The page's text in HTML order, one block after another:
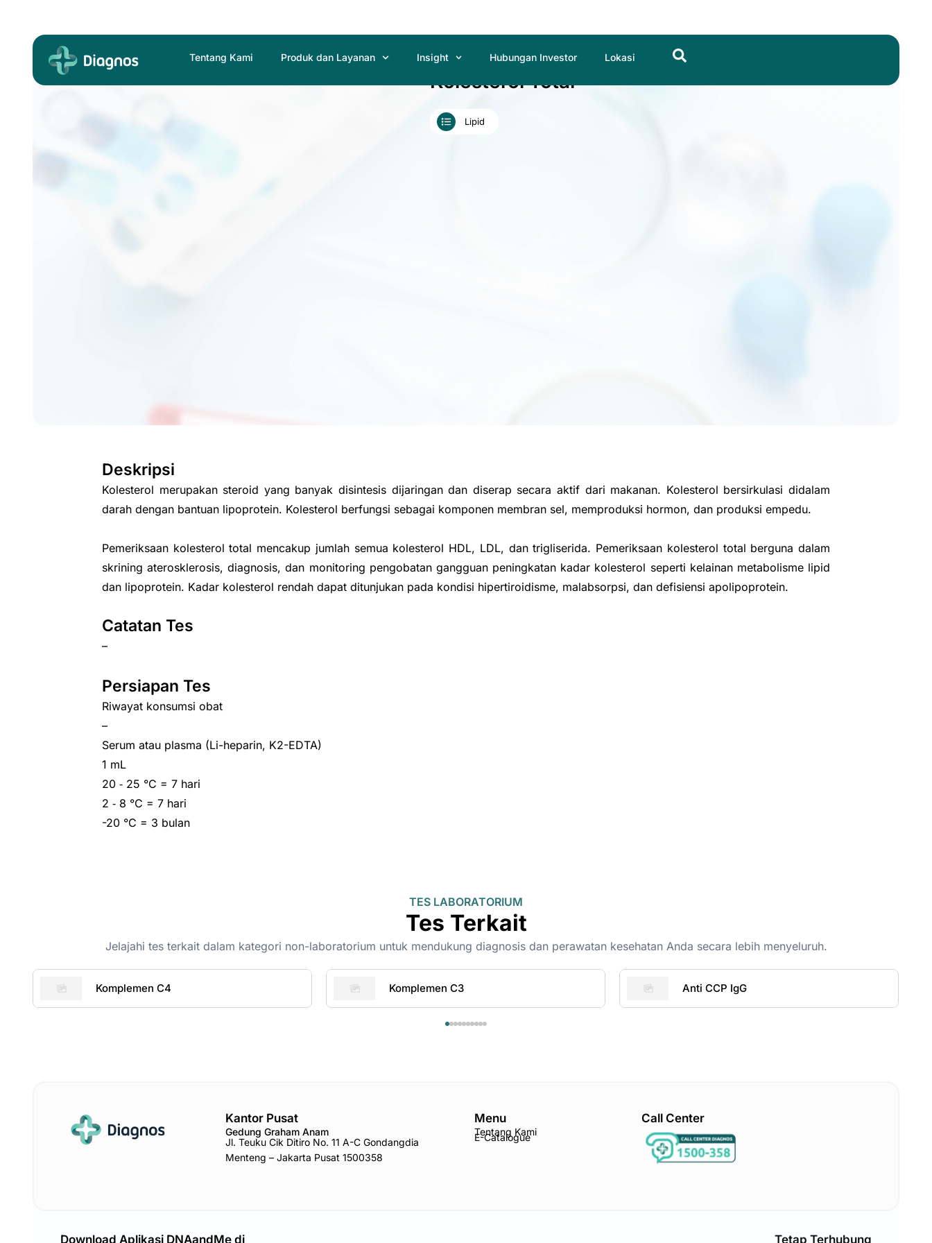
content
Tentang Kami Produk dan Layanan Insight Hubungan Investor Lokasi
Kolesterol Total
Lipid
Deskripsi
Kolesterol merupakan steroid yang banyak disintesis dijaringan dan diserap secara aktif dari makanan. Kolesterol bersirkulasi didalam
darah dengan bantuan lipoprotein. Kolesterol berfungsi sebagai komponen membran sel, memproduksi hormon, dan produksi empedu.
Pemeriksaan kolesterol total mencakup jumlah semua kolesterol HDL, LDL, dan trigliserida. Pemeriksaan kolesterol total berguna dalam
skrining aterosklerosis, diagnosis, dan monitoring pengobatan gangguan peningkatan kadar kolesterol seperti kelainan metabolisme lipid
dan lipoprotein. Kadar kolesterol rendah dapat ditunjukan pada kondisi hipertiroidisme, malabsorpsi, dan defisiensi apolipoprotein.
Catatan Tes
–
Persiapan Tes
Riwayat konsumsi obat
–
Serum atau plasma (Li-heparin, K2-EDTA)
1 mL
20 ‑ 25 °C = 7 hari
2 ‑ 8 °C = 7 hari
-20 °C = 3 bulan
TES LABORATORIUM
Tes Terkait
Jelajahi tes terkait dalam kategori non-laboratorium untuk mendukung diagnosis dan perawatan kesehatan Anda secara lebih menyeluruh.
Komplemen C4 Komplemen C3 Anti CCP IgG
Kantor Pusat
Gedung Graham Anam
Jl. Teuku Cik Ditiro No. 11 A-C Gondangdia
Menteng – Jakarta Pusat 1500358
Menu
Tentang Kami
E-Catalogue
Call Center
Download Aplikasi DNAandMe di Tetap Terhubung